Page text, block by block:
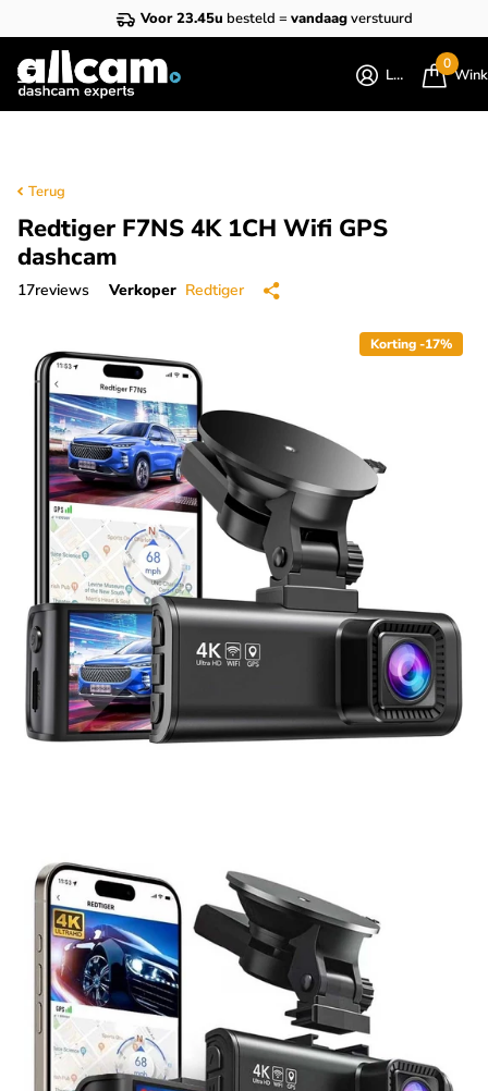
Voor 23.45u besteld = vandaagverstuurd
Login
0
Terug
Redtiger F7NS 4K 1CH Wifi GPS
dashcam
17reviews Verkoper Redtiger
Korting -17%